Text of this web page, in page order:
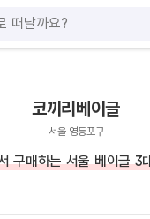
코끼리베이글
서울 영등포구
구매하는 서울 베이글 3